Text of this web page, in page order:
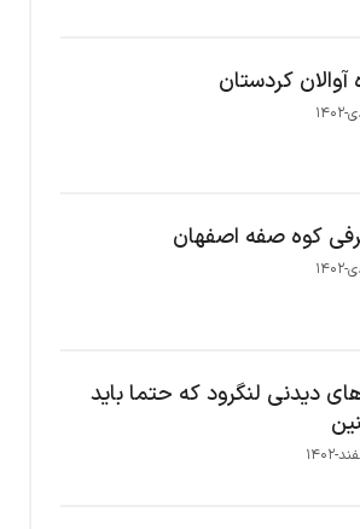
آوالان کردستان
کوه صفه اصفهان
دیدنی لنگرود که حتما باید